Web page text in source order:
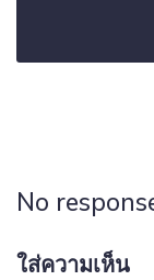
No
ใส่ความเห็น